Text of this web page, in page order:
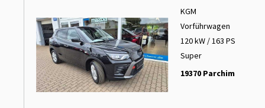
KGM
Vorführwagen
120 kW / 163 PS
Super
19370 Parchim